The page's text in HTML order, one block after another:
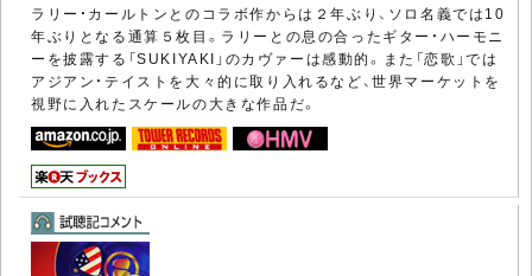
ラリー・カールトンとのコラボ作からは２年ぶり、ソロ名義では10
年ぶりとなる通算５枚目。ラリーとの息の合ったギター・ハーモニ
ーを披露する「SUKIYAKI」のカヴァーは感動的。また「恋歌」では
アジアン・テイストを大々的に取り入れるなど、世界マーケットを
視野に入れたスケールの大きな作品だ。